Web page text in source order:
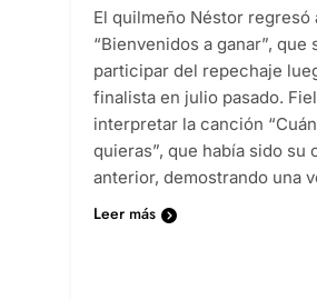
El quilmeño Néstor
“Bienvenidos a ganar”,
participar del repechaje
finalista en julio pasado.
interpretar la canción
quieras”, que había sido su
anterior, demostrando una
Leer más